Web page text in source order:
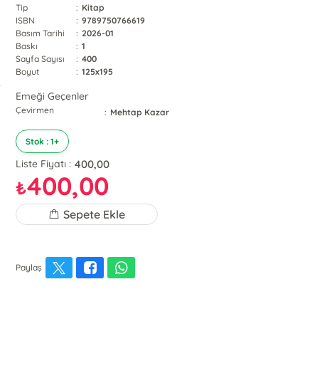
Tip : Kitap
ISBN
: 9789750766619
Basım Tarihi
: 2026-01
Baskı
: 1
Sayfa Sayısı
: 400
Boyut
: 125x195
Emeği Geçenler
Çevirmen : Mehtap Kazar
Stok : 1+
Liste Fiyatı : 400,00
₺400,00
Sepete Ekle
Paylaş